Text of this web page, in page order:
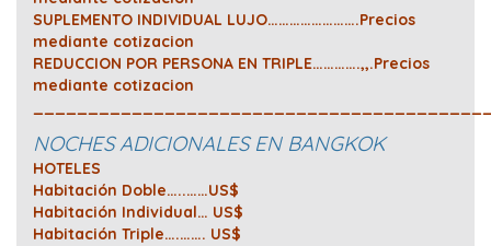
SUPLEMENTO INDIVIDUAL LUJO…………………….Precios
mediante cotizacion
REDUCCION POR PERSONA EN TRIPLE………….,,.Precios
mediante cotizacion
NOCHES ADICIONALES EN BANGKOK
HOTELES
Habitación Doble…..……US$
Habitación Individual… US$
Habitación Triple….……. US$